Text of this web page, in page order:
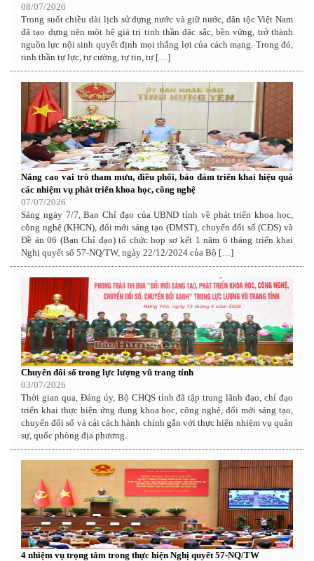
08/07/2026
Trong suốt chiều dài lịch sử dựng nước và giữ nước, dân tộc Việt Nam
đã tạo dựng nên một hệ giá trị tinh thần đặc sắc, bền vững, trở thành
nguồn lực nội sinh quyết định mọi thắng lợi của cách mạng. Trong đó,
tinh thần tự lực, tự cường, tự tin, tự […]
Nâng cao vai trò tham mưu, điều phối, bảo đảm triển khai hiệu quả
các nhiệm vụ phát triển khoa học, công nghệ
07/07/2026
Sáng ngày 7/7, Ban Chỉ đạo của UBND tỉnh về phát triển khoa học,
công nghệ (KHCN), đổi mới sáng tạo (ĐMST), chuyển đổi số (CĐS) và
Đề án 06 (Ban Chỉ đạo) tổ chức họp sơ kết 1 năm 6 tháng triển khai
Nghị quyết số 57-NQ/TW, ngày 22/12/2024 của Bộ […]
Chuyển đổi số trong lực lượng vũ trang tỉnh
03/07/2026
Thời gian qua, Đảng ủy, Bộ CHQS tỉnh đã tập trung lãnh đạo, chỉ đạo
triển khai thực hiện ứng dụng khoa học, công nghệ, đổi mới sáng tạo,
chuyển đổi số và cải cách hành chính gắn với thực hiện nhiệm vụ quân
sự, quốc phòng địa phương.
4 nhiệm vụ trọng tâm trong thực hiện Nghị quyết 57-NQ/TW